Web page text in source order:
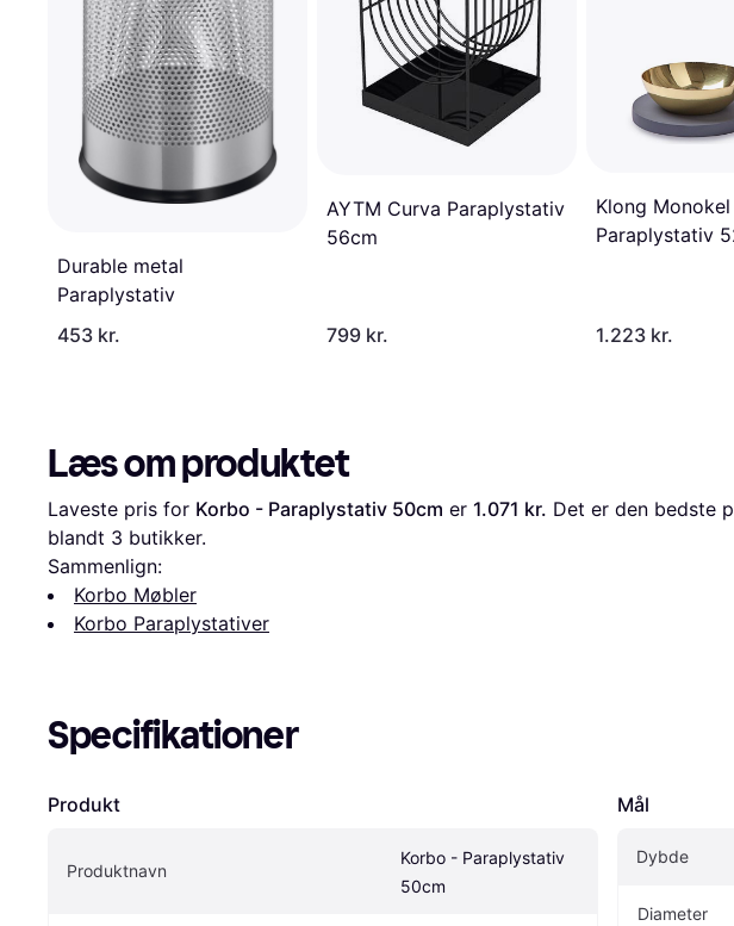
Durable metal
Paraplystativ
453 kr.
AYTM Curva Paraplystativ
56cm
799 kr.
Klong Monokel
Paraplystativ
1.223 kr.
Læs om produktet
Laveste pris for Korbo - Paraplystativ 50cm er 1.071 kr. Det er den bedste
blandt 3 butikker.
Sammenlign:
Korbo Møbler
Korbo Paraplystativer
Specifikationer
Produkt
Produktnavn
Korbo - Paraplystativ
50cm
Mål
Dybde
Diameter